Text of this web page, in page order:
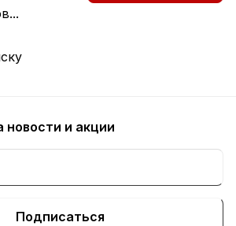
новости и акции
Подписаться